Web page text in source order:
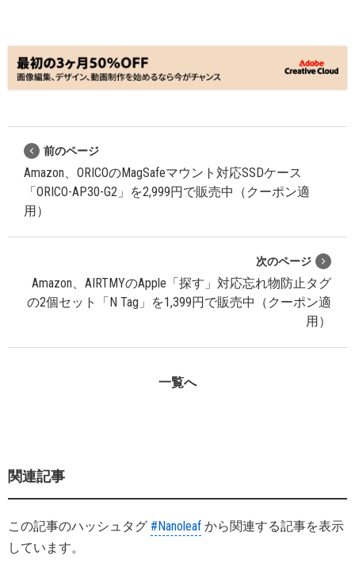
前のページ
Amazon、ORICOのMagSafeマウント対応SSDケース
「ORICO-AP30-G2」を2,999円で販売中（クーポン適
用）
次のページ
Amazon、AIRTMYのApple「探す」対応忘れ物防止タグ
の2個セット「N Tag」を1,399円で販売中（クーポン適
用）
一覧へ
関連記事
この記事のハッシュタグ #Nanoleaf から関連する記事を表示
しています。